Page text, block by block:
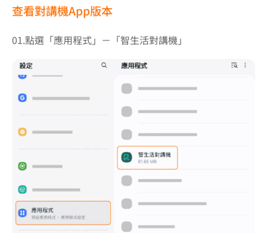
查看對講機App版本
01.點選「應用程式」－「智生活對講機」